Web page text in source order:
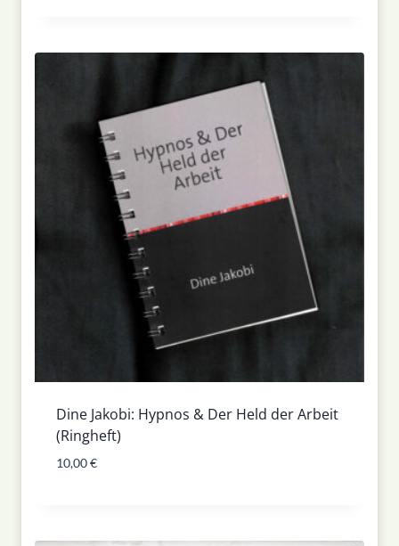
Dine Jakobi: Hypnos & Der Held der Arbeit
(Ringheft)
10,00€